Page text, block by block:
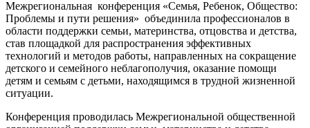
Межрегиональная конференция «Семья, Ребенок, Общество:
Проблемы и пути решения» объединила профессионалов в
области поддержки семьи, материнства, отцовства и детства,
став площадкой для распространения эффективных
технологий и методов работы, направленных на сокращение
детского и семейного неблагополучия, оказание помощи
детям и семьям с детьми, находящимся в трудной жизненной
ситуации.
Конференция проводилась Межрегиональной общественной